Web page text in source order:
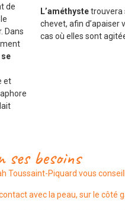
de
Dans
et
L’améthystetrouvera
chevet, afin d’apaiser
cas où elles sont
ses besoins
Toussaint-Piquard vous
avec la peau, sur le côté